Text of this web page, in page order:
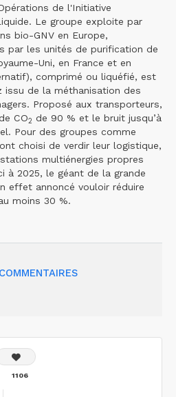
de l'Initiative
Le groupe exploite par
bio-GNV en Europe,
par les unités de purification de
Uni, en France et en
comprimé ou liquéfié, est
de la méthanisation des
Proposé aux transporteurs,
CO2 de 90 % et le bruit jusqu’à
Pour des groupes comme
choisi de verdir leur logistique,
multiénergies propres
à 2025, le géant de la grande
effet annoncé vouloir réduire
moins 30 %.
COMMENTAIRES
1106